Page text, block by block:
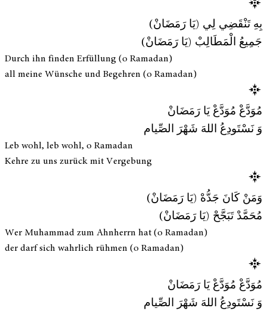
بِهِ تَنْقَضِي لِي (يَا رَمَضَانْ)
جَمِيعُ الْمَطَالِبْ (يَا رَمَضَانْ)
Durch ihn finden Erfüllung (o Ramadan)
all meine Wünsche und Begehren (o Ramadan)
مُوَدَّعْ مُوَدَّعْ يَا رَمَضَانْ
وَ نَسْتَودِعُ اللهَ شَهْرَ الصِّيام
Leb wohl, leb wohl, o Ramadan
Kehre zu uns zurück mit Vergebung
وَمَنْ كَانَ جَدُّهْ (يَا رَمَضَانْ)
مُحَمَّدْ تَبَجَّحْ (يَا رَمَضَانْ)
Wer Muhammad zum Ahnherrn hat (o Ramadan)
der darf sich wahrlich rühmen (o Ramadan)
مُوَدَّعْ مُوَدَّعْ يَا رَمَضَانْ
وَ نَسْتَودِعُ اللهَ شَهْرَ الصِّيام